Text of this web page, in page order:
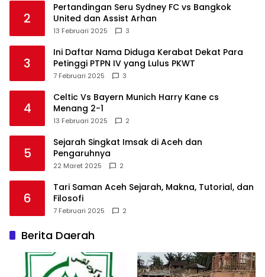
2
Pertandingan Seru Sydney FC vs Bangkok
United dan Assist Arhan
13 Februari 2025 3
3
Ini Daftar Nama Diduga Kerabat Dekat Para
Petinggi PTPN IV yang Lulus PKWT
7 Februari 2025 3
4
Celtic Vs Bayern Munich Harry Kane cs
Menang 2-1
13 Februari 2025 2
5
Sejarah Singkat Imsak di Aceh dan
Pengaruhnya
22 Maret 2025 2
6
Tari Saman Aceh Sejarah, Makna, Tutorial, dan
Filosofi
7 Februari 2025 2
Berita Daerah